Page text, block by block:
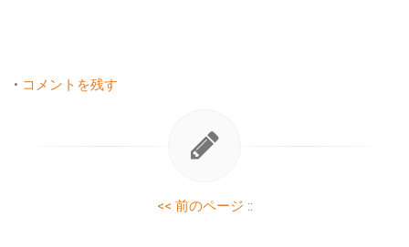
• コメントを残す
<< 前のページ ::